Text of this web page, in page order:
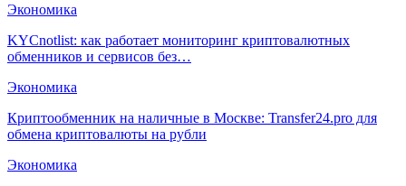
Экономика
KYCnotlist: как работает мониторинг криптовалютных
обменников и сервисов без…
Экономика
Криптообменник на наличные в Москве: Transfer24.pro для
обмена криптовалюты на рубли
Экономика